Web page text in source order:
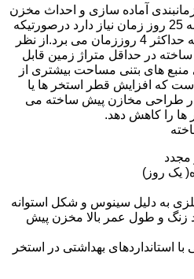
آماده سازی و احداث مخزن
بتنی در بهترین شرایط حداقل به 25 روز زمان نیاز دارد درصورتیکه
اجرای کامل مخزن پیش ساخته حداکثر 4 روززمان می برد.از نظر
در حداقل متراژ زمین قابل
منبع های بتنی مساحت بیشتری از
است که افزایش قطر استخر ها یا
در طراحی مخازن پیش ساخته می
ها را کاهش دهد.
مجدد
یک روز)
به دلیل سینوس و شکل استوانه
زنگ و طول عمر بالا مخزن پیش
استانداردهای بهداشتی در استخر